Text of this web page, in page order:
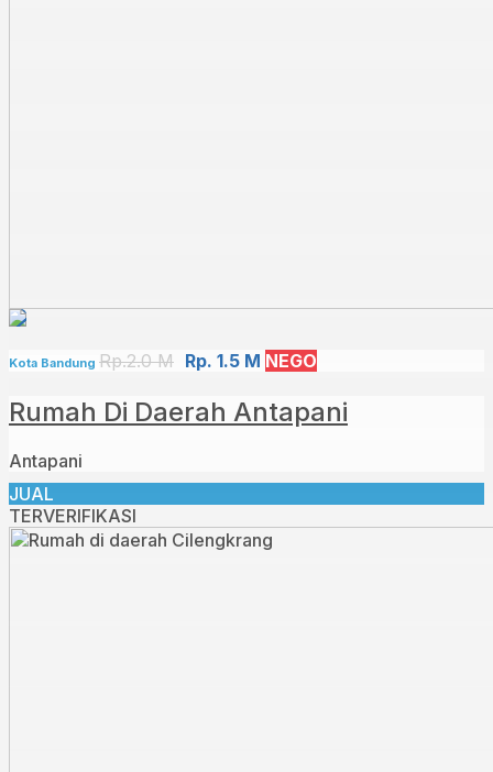
Kota Bandung Rp.2.0 M Rp. 1.5 M NEGO
Rumah Di Daerah Antapani
Antapani
JUAL
TERVERIFIKASI